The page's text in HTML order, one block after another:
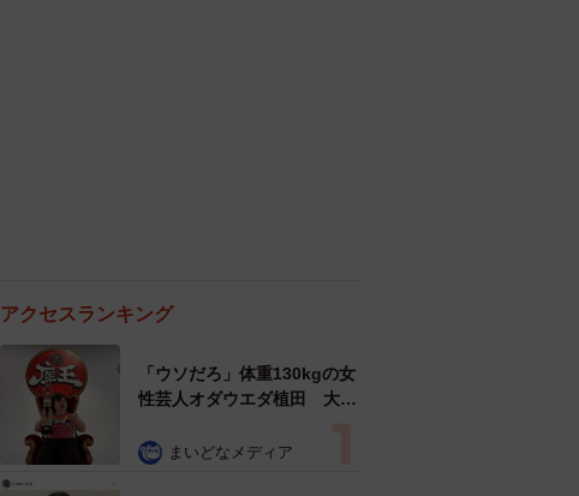
アクセスランキング
「ウソだろ」体重130kgの女
性芸人オダウエダ植田 大学
で」 まいどなメディア